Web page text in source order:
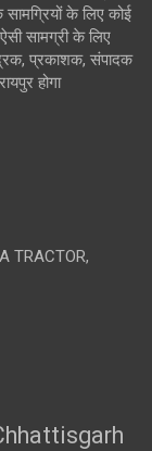
के लिए कोई
सामग्री के लिए
प्रकाशक, संपादक
होगा
TRACTOR,